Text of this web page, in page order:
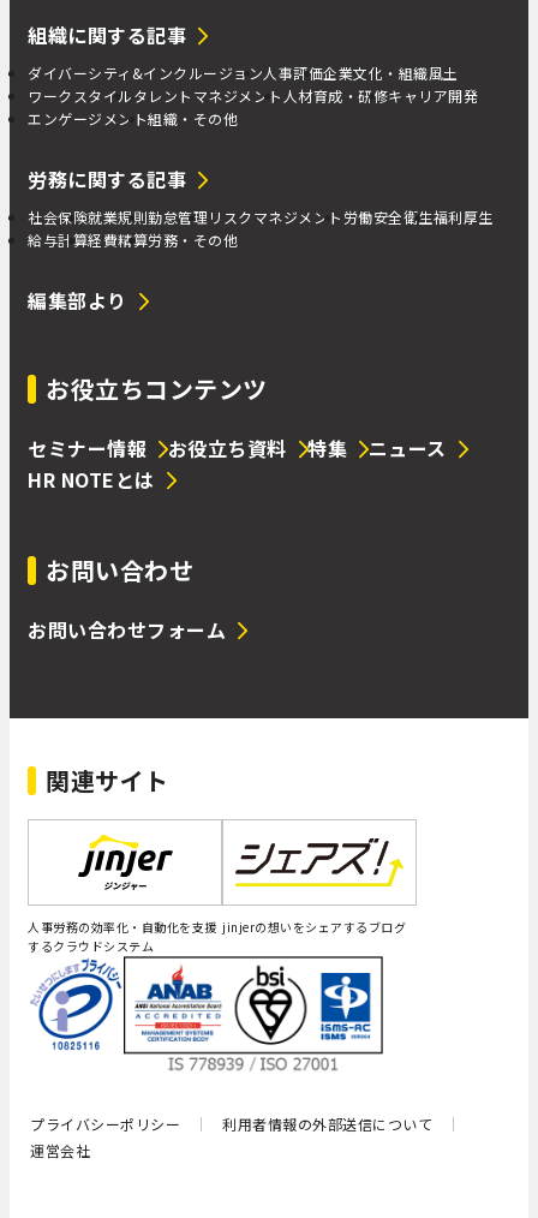
組織に関する記事
ダイバーシティ&インクルージョン人事評価企業文化・組織風土
ワークスタイルタレントマネジメント人材育成・研修キャリア開発
エンゲージメント組織・その他
労務に関する記事
社会保険就業規則勤怠管理リスクマネジメント 労働安全衛生福利厚生
給与計算経費精算労務・その他
編集部より
お役立ちコンテンツ
セミナー情報 お役立ち資料 特集
ニュース
HR NOTEとは
お問い合わせ
お問い合わせフォーム
関連サイト
人事労務の効率化・自動化を支援
するクラウドシステム
jinjerの想いをシェアするブログ
プライバシーポリシー
利用者情報の外部送信について
運営会社